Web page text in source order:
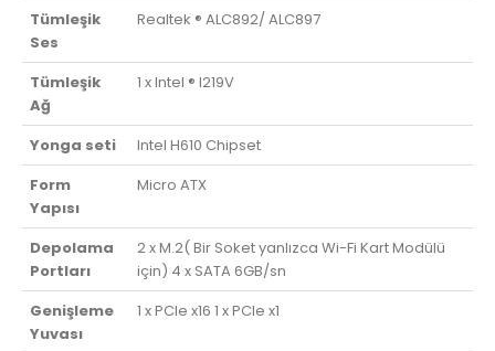
Tümleşik
Ses
Realtek ® ALC892/ ALC897
Tümleşik
Ağ
1 x Intel ® I219V
Yonga seti
Intel H610 Chipset
Form
Yapısı
Micro ATX
Depolama
Portları
2 x M.2( Bir Soket yanlızca Wi-Fi Kart Modülü
için) 4 x SATA 6GB/sn
Genişleme
Yuvası
1 x PCIe x16 1 x PCIe x1